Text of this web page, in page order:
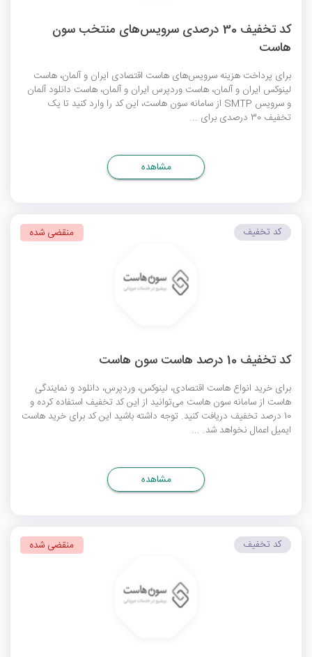
کد تخفیف 30 درصدی سرویس‌های منتخب سون
هاست
برای پرداخت هزینه سرویس‌های هاست اقتصادی ایران و آلمان، هاست
لینوکس ایران و آلمان، هاست وردپرس ایران و آلمان، هاست دانلود آلمان
و سرویس SMTP از سامانه سون هاست، این کد را وارد کنید تا یک
تخفیف 30 درصدی برای ...
مشاهده
کد تخفیف 10 درصد هاست سون هاست
برای خرید انواع هاست اقتصادی، لینوکس، وردپرس، دانلود و نمایندگی
هاست از سامانه سون هاست می‌توانید از این کد تخفیف استفاده کرده و
10 درصد تخفیف دریافت کنید. توجه داشته باشید این کد برای خرید هاست
ایمیل اعمال نخواهد شد. ...
کد تخفیف منقضی شده
مشاهده
کد تخفیف منقضی شده